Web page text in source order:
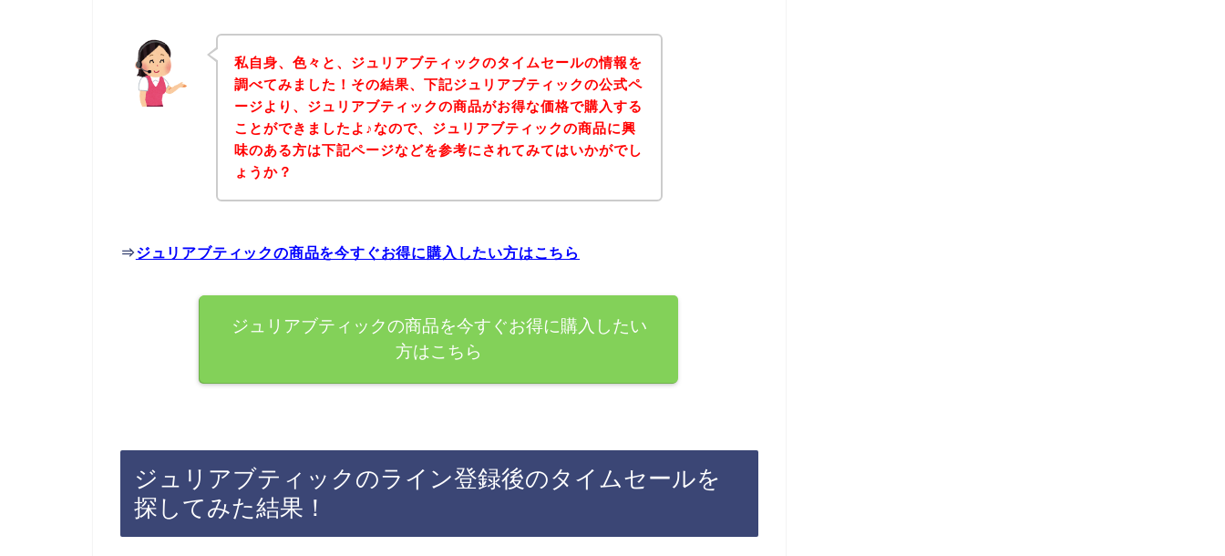
私自身、色々と、ジュリアブティックのタイムセールの情報を
調べてみました！その結果、下記ジュリアブティックの公式ペ
ージより、ジュリアブティックの商品がお得な価格で購入する
ことができましたよ♪なので、ジュリアブティックの商品に興
味のある方は下記ページなどを参考にされてみてはいかがでし
ょうか？
⇒ジュリアブティックの商品を今すぐお得に購入したい方はこちら
ジュリアブティックの商品を今すぐお得に購入したい
方はこちら
ジュリアブティックのライン登録後のタイムセールを
探してみた結果！